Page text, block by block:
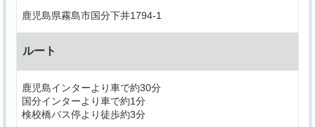
鹿児島県霧島市国分下井1794-1
ルート
鹿児島インターより車で約30分
国分インターより車で約1分
検校橋バス停より徒歩約3分